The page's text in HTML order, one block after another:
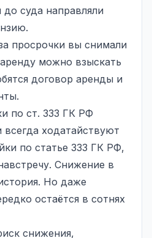
суда направляли
просрочки вы снимали
можно взыскать
договор аренды и
по ст. 333 ГК РФ
ходатайствуют
по статье 333 ГК РФ,
Снижение в
Но даже
остаётся в сотнях
снижения,